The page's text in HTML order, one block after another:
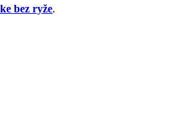
bez ryže.